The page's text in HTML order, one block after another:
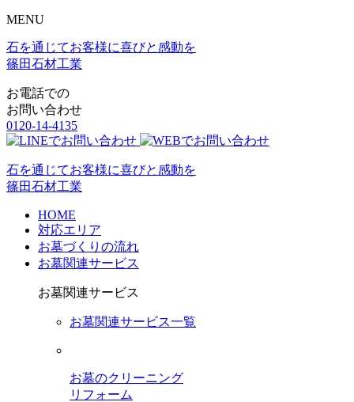
MENU
石を通じてお客様に喜びと感動を
篠田石材工業
お電話での
お問い合わせ
0120-14-4135
石を通じてお客様に喜びと感動を
篠田石材工業
HOME
対応エリア
お墓づくりの流れ
お墓関連サービス
お墓関連サービス
お墓関連サービス一覧
お墓のクリーニング
リフォーム